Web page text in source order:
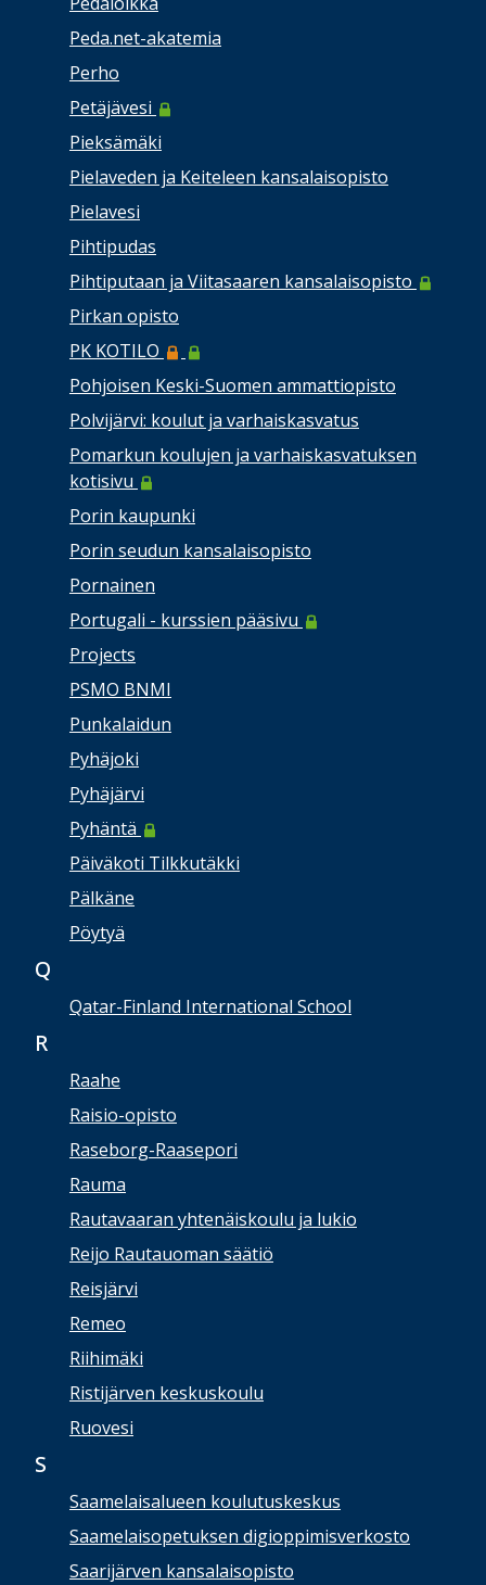
Peda.net-akatemia
Perho
Petäjävesi
Pieksämäki
Pielaveden ja Keiteleen kansalaisopisto
Pielavesi
Pihtipudas
Pihtiputaan ja Viitasaaren kansalaisopisto
Pirkan opisto
PK KOTILO
Pohjoisen Keski-Suomen ammattiopisto
Polvijärvi: koulut ja varhaiskasvatus
Pomarkun koulujen ja varhaiskasvatuksen
kotisivu
Porin kaupunki
Porin seudun kansalaisopisto
Pornainen
Portugali - kurssien pääsivu
Projects
PSMO BNMI
Punkalaidun
Pyhäjoki
Pyhäjärvi
Pyhäntä
Päiväkoti Tilkkutäkki
Pälkäne
Pöytyä
Q
Qatar-Finland International School
R
Raahe
Raisio-opisto
Raseborg-Raasepori
Rauma
Rautavaaran yhtenäiskoulu ja lukio
Reijo Rautauoman säätiö
Reisjärvi
Remeo
Riihimäki
Ristijärven keskuskoulu
Ruovesi
S
Saamelaisalueen koulutuskeskus
Saamelaisopetuksen digioppimisverkosto
Saarijärven kansalaisopisto